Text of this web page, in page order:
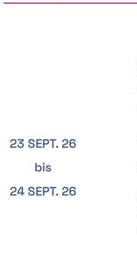
23 SEPT. 26
bis
24 SEPT. 26